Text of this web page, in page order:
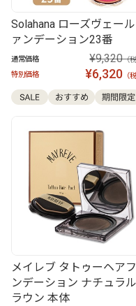
Solahana ローズヴェー
ァンデーション23番
通常価格 ¥9,320（
特別価格
¥6,320 （
メイレブ タトゥーヘア
ンデーション ナチュラ
ラウン 本体